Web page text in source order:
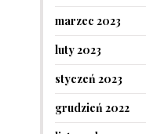
marzec 2023
luty 2023
styczeń 2023
grudzień 2022